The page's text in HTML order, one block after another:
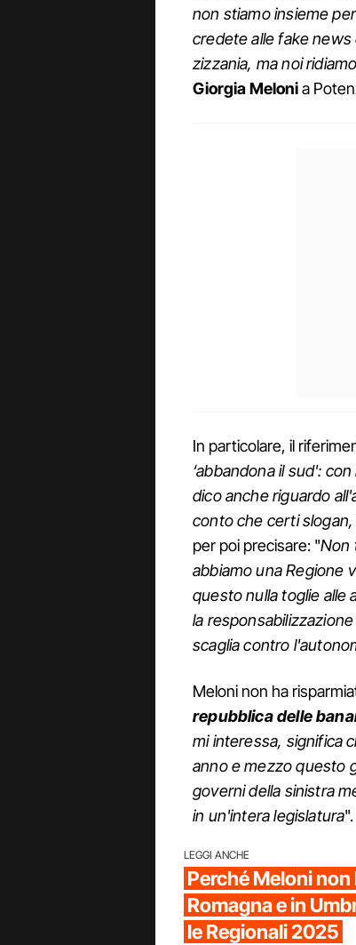
non stiamo insieme
credete alle fake
zizzania, ma noi
Giorgia Melonia
In particolare, il
‘abbandona il sud':
dico anche riguardo
conto che certi
per poi precisare: "Non
abbiamo una Regione
questo nulla toglie alle
la
scaglia contro
Meloni non ha
repubblica delle
mi interessa, significa
anno e mezzo questo
governi della sinistra
in un'intera legislatura".
LEGGI ANCHE
Perché Meloni
Romagna e in
le Regionali 2025